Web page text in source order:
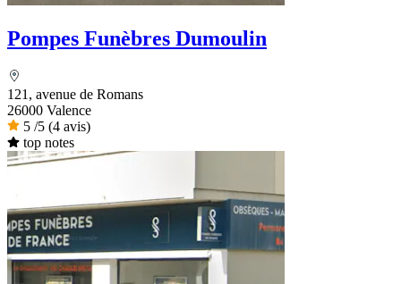
Pompes Funèbres Dumoulin
121, avenue de Romans
26000 Valence
5 /5 (4 avis)
top notes